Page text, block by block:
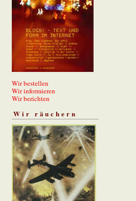
Wir bestellen
Wir informieren
Wir berichten
Wir räuchern